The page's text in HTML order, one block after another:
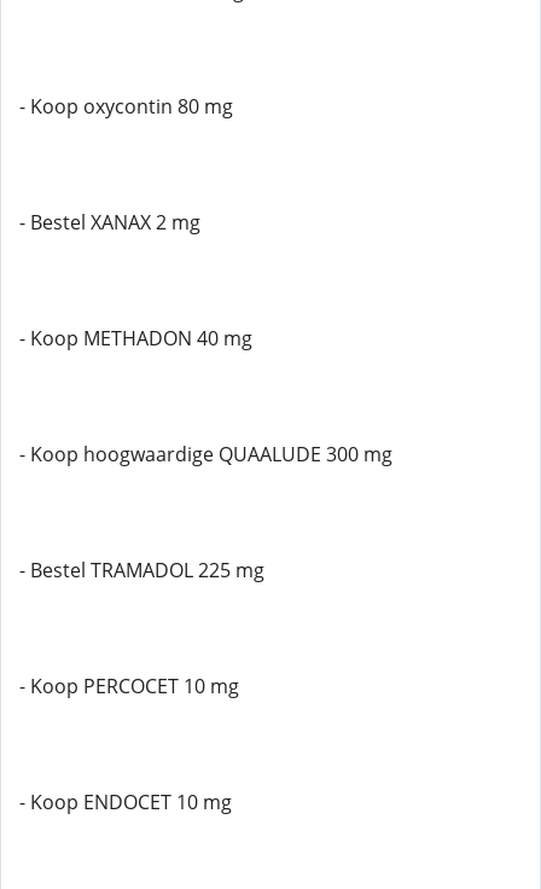
- Koop oxycontin 80 mg
- Bestel XANAX 2 mg
- Koop METHADON 40 mg
- Koop hoogwaardige QUAALUDE 300 mg
- Bestel TRAMADOL 225 mg
- Koop PERCOCET 10 mg
- Koop ENDOCET 10 mg